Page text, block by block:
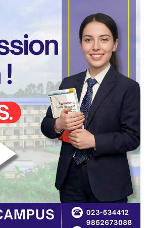
सधैँ अब्बल सिम्रिक साकोस, सदस्य र
सामाजिक उत्तरदायित्वमा खर्चियो दुई करोड
बढी रकम
झापाका सुनचाँदी व्यवसायीलाई करदाता
शिक्षा तथा अभिमुखीकरण तालिम प्रदान
बिर्तामोडमा तेस्रो संस्करणको ‘मिस्टर
कञ्चनजंघा राष्ट्रिय शारीरिक सुगठन
प्रतियोगिता’ हुने